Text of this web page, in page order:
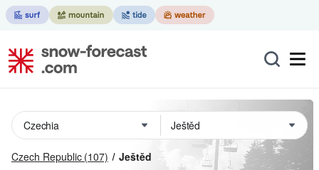
Czech Republic (107) Ještěd